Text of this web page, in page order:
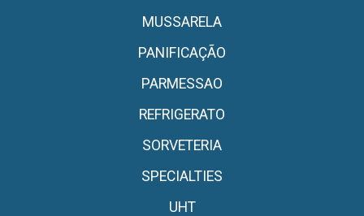
MUSSARELA
PANIFICAÇÃO
PARMESSAO
REFRIGERATO
SORVETERIA
SPECIALTIES
UHT